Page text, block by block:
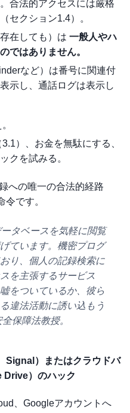
合法的アクセスには厳格
セクション1.4）。
在しても）は 一般人やハ
ではありません。
など）は番号に関連付
示し、通話ログは表示し
。
）、お金を無駄にする、
クを試みる。
への唯一の合法的経路
令です。
タベースを気軽に閲覧
ています。機密プログ
り、個人の記録検索に
を主張するサービス
をついているか、彼ら
違法活動に誘い込もう
保障法教授。
Signal）またはクラウドバ
Drive）のハック
、Googleアカウントへ